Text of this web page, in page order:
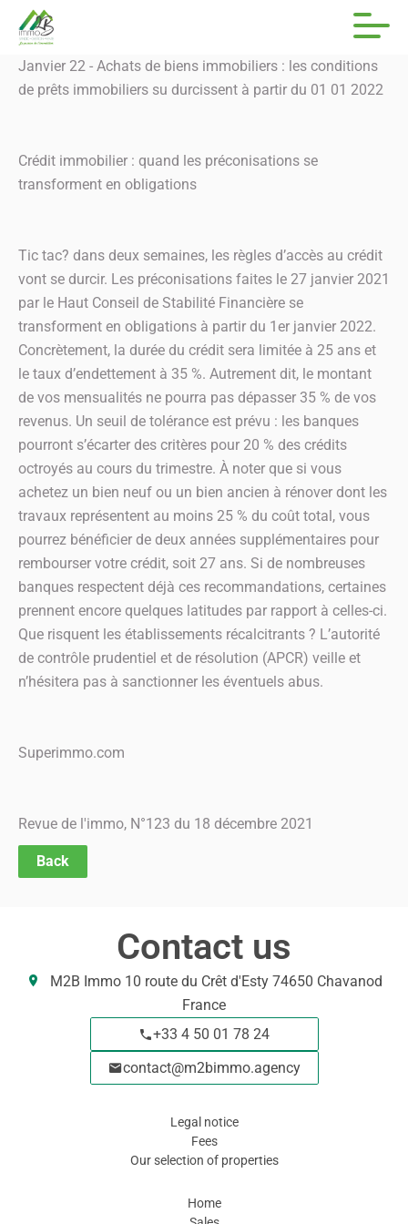
Janvier 22 - Achats de biens immobiliers : les conditions
de prêts immobiliers su durcissent à partir du 01 01 2022
Crédit immobilier : quand les préconisations se
transforment en obligations
Tic tac? dans deux semaines, les règles d’accès au crédit
vont se durcir. Les préconisations faites le 27 janvier 2021
par le Haut Conseil de Stabilité Financière se
transforment en obligations à partir du 1er janvier 2022.
Concrètement, la durée du crédit sera limitée à 25 ans et
le taux d’endettement à 35 %. Autrement dit, le montant
de vos mensualités ne pourra pas dépasser 35 % de vos
revenus. Un seuil de tolérance est prévu : les banques
pourront s’écarter des critères pour 20 % des crédits
octroyés au cours du trimestre. À noter que si vous
achetez un bien neuf ou un bien ancien à rénover dont les
travaux représentent au moins 25 % du coût total, vous
pourrez bénéficier de deux années supplémentaires pour
rembourser votre crédit, soit 27 ans. Si de nombreuses
banques respectent déjà ces recommandations, certaines
prennent encore quelques latitudes par rapport à celles-ci.
Que risquent les établissements récalcitrants ? L’autorité
de contrôle prudentiel et de résolution (APCR) veille et
n’hésitera pas à sanctionner les éventuels abus.
Superimmo.com
Revue de l'immo, N°123 du 18 décembre 2021
Back
Contact us
M2B Immo10 route du Crêt d'Esty 74650 Chavanod
France
+33 4 50 01 78 24
contact@m2bimmo.agency
Legal notice
Fees
Our selection of properties
Home